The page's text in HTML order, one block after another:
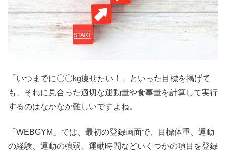
「いつまでに〇〇kg痩せたい！」といった目標を掲げて
も、それに見合った適切な運動量や食事量を計算して実行
するのはなかなか難しいですよね。
「WEBGYM」では、 最初の登録画面で、目標体重、運動
の経験、運動の強弱、運動時間などいくつかの項目を登録